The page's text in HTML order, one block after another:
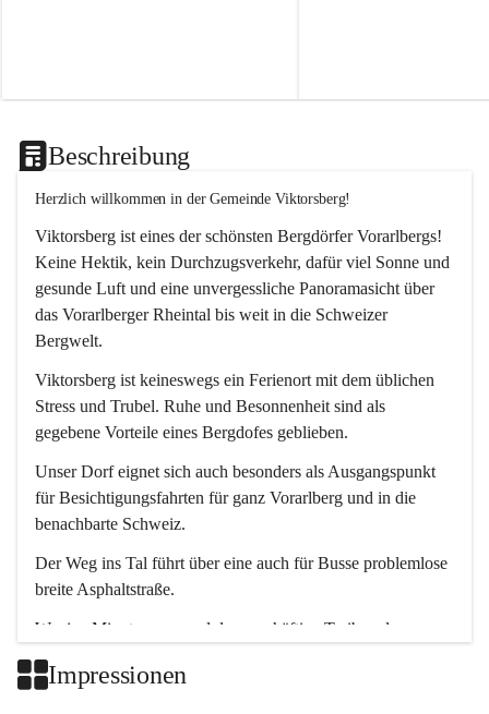
Beschreibung
Herzlich willkommen in der Gemeinde Viktorsberg!
Viktorsberg ist eines der schönsten Bergdörfer Vorarlbergs!
Keine Hektik, kein Durchzugsverkehr, dafür viel Sonne und
gesunde Luft und eine unvergessliche Panoramasicht über
das Vorarlberger Rheintal bis weit in die Schweizer
Bergwelt.
Viktorsberg ist keineswegs ein Ferienort mit dem üblichen
Stress und Trubel. Ruhe und Besonnenheit sind als
gegebene Vorteile eines Bergdofes geblieben.
Unser Dorf eignet sich auch besonders als Ausgangspunkt
für Besichtigungsfahrten für ganz Vorarlberg und in die
benachbarte Schweiz.
Der Weg ins Tal führt über eine auch für Busse problemlose
breite Asphaltstraße.
Wenige Minuten nur, und das geschäftige Treiben der
Impressionen